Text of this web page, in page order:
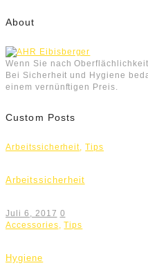
About
Wenn Sie nach
Bei Sicherheit und Hygiene
einem vernünftigen Preis.
Custom Posts
Arbeitssicherheit,Tips
Arbeitssicherheit
Juli 6, 2017 0
Accessories ,Tips
Hygiene